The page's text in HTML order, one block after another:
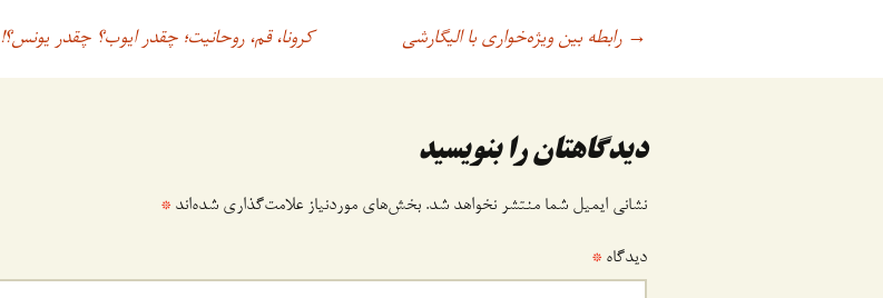
→ رابطه بین ویژه‌خواری با الیگارشی کرونا، قم، روحانیت؛ چقدر ایوب؟ چقدر یونس؟!
دیدگاهتان را بنویسید
نشانی ایمیل شما منتشر نخواهد شد. بخش‌های موردنیاز علامت‌گذاری شده‌اند *
دیدگاه *